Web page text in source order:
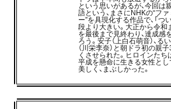
という思いがあるが、今回は
語という、まさにNHKの“フ
ー”を具現化する作品で、「つ
段より大きい。大正から令
を最後まで見終わり、達成感
ろう。安子（上白石萌音）、る
（川栄李奈）と朝ドラ初の親
くさせられた。ヒロインたち
平成を懸命に生きる女性と
美しく、まぶしかった。